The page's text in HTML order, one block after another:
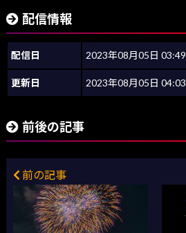
配信情報
配信日 2023年08月05日 03:49
更新日 2023年08月05日 04:03
前後の記事
前の記事